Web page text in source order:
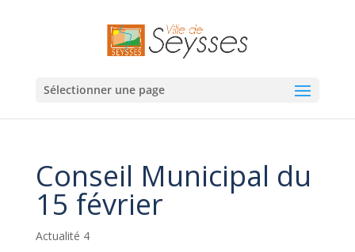
Sélectionner une page
Conseil Municipal du
15 février
Actualité 4